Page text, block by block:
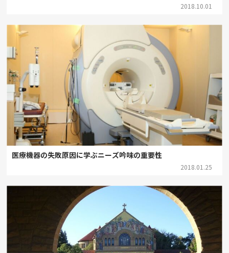
2018.10.01
医療機器の失敗原因に学ぶニーズ吟味の重要性
2018.01.25